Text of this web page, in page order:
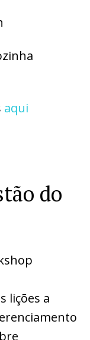
aqui
do
lições a